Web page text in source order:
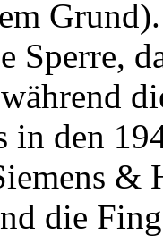
Sperre,
in den
&
die